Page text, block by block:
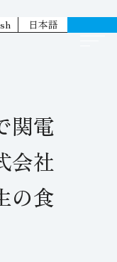
日本語
関電
会社
の食